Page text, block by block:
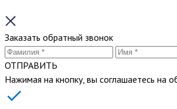
Заказать обратный звонок
ОТПРАВИТЬ
Нажимая на кнопку, вы соглашаетесь на